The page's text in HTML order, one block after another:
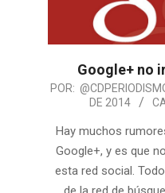
Google+ no
POR:
DE 2014
Hay muchos
Google+, y es que
esta red social.